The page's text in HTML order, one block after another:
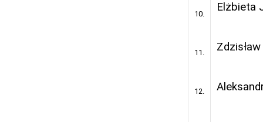
10.
11.
12.
Elżbieta